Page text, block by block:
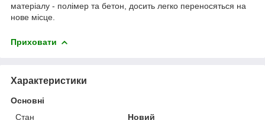
матеріалу - полімер та бетон, досить легко переносяться на
нове місце.
Приховати
Характеристики
Основні
Стан
Новий